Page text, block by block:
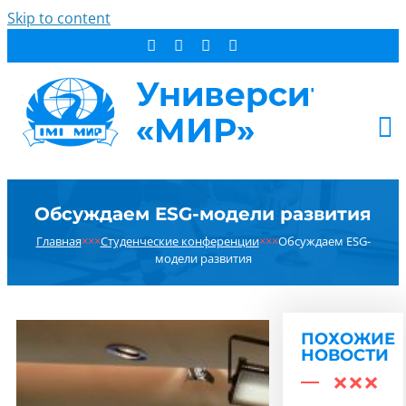
Skip to content
СТУДЕНТУ
ДОПОБРАЗОВАНИЕ
РЕЗУЛЬТАТ ПОИСКА:
Обсуждаем ESG-модели развития
Главная×××Студенческие конференции×××Обсуждаем ESG-
модели развития
ПОХОЖИЕ
НОВОСТИ